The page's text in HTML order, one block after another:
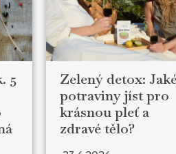
5
Zelený detox:
potraviny jíst pro
krásnou pleť a
zdravé tělo?